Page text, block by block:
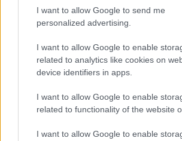
I want to allow Google to send me
personalized advertising.
I want to allow Google to enable
related to analytics like cookies on
device identifiers in apps.
I want to allow Google to enable
related to functionality of the website
I want to allow Google to enable
Για να προσθέσεις
σου πρέπει να
στο my gazzetta!
Εγγραφή